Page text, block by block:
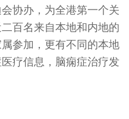
协办，为全港第一个关
百名来自本地和内地的
参加，更有不同的本地
疗信息，脑痫症治疗发